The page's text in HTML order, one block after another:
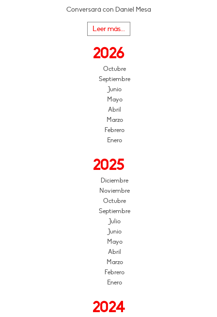
Conversará con Daniel Mesa
Leer más...
2026
Octubre
Septiembre
Junio
Mayo
Abril
Marzo
Febrero
Enero
2025
Diciembre
Noviembre
Octubre
Septiembre
Julio
Junio
Mayo
Abril
Marzo
Febrero
Enero
2024